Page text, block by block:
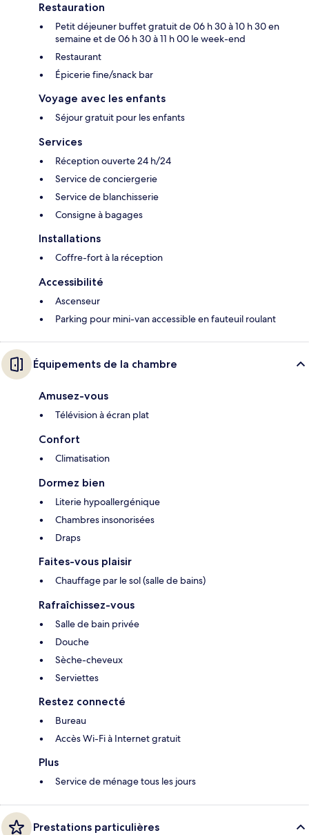
Restauration
Petit déjeuner buffet gratuit de 06 h 30 à 10 h 30 en
semaine et de 06 h 30 à 11 h 00 le week-end
Restaurant
Épicerie fine/snack bar
Voyage avec les enfants
Séjour gratuit pour les enfants
Services
Réception ouverte 24 h/24
Service de conciergerie
Service de blanchisserie
Consigne à bagages
Installations
Coffre-fort à la réception
Accessibilité
Ascenseur
Parking pour mini-van accessible en fauteuil roulant
Équipements de la chambre
Amusez-vous
Télévision à écran plat
Confort
Climatisation
Dormez bien
Literie hypoallergénique
Chambres insonorisées
Draps
Faites-vous plaisir
Chauffage par le sol (salle de bains)
Rafraîchissez-vous
Salle de bain privée
Douche
Sèche-cheveux
Serviettes
Restez connecté
Bureau
Accès Wi-Fi à Internet gratuit
Plus
Service de ménage tous les jours
Prestations particulières